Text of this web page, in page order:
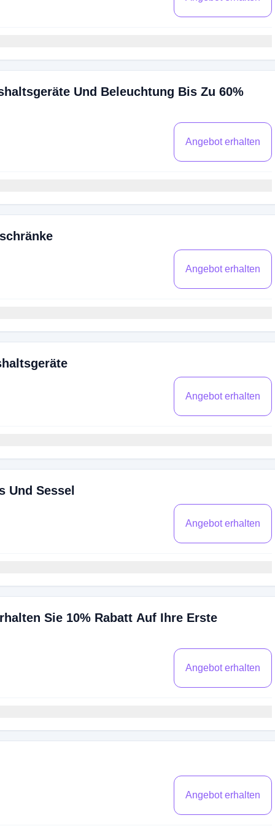
Und Beleuchtung Bis Zu 60%
Angebot erhalten
Angebot erhalten
Angebot erhalten
Und Sessel
Angebot erhalten
Sie 10% Rabatt Auf Ihre Erste
Angebot erhalten
Angebot erhalten